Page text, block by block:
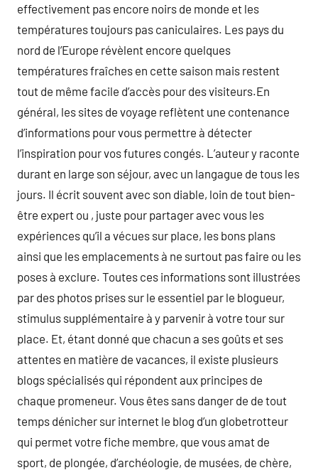
effectivement pas encore noirs de monde et les
températures toujours pas caniculaires. Les pays du
nord de l’Europe révèlent encore quelques
températures fraîches en cette saison mais restent
tout de même facile d’accès pour des visiteurs.En
général, les sites de voyage reflètent une contenance
d’informations pour vous permettre à détecter
l’inspiration pour vos futures congés. L’auteur y raconte
durant en large son séjour, avec un langague de tous les
jours. Il écrit souvent avec son diable, loin de tout bien-
être expert ou , juste pour partager avec vous les
expériences qu’il a vécues sur place, les bons plans
ainsi que les emplacements à ne surtout pas faire ou les
poses à exclure. Toutes ces informations sont illustrées
par des photos prises sur le essentiel par le blogueur,
stimulus supplémentaire à y parvenir à votre tour sur
place. Et, étant donné que chacun a ses goûts et ses
attentes en matière de vacances, il existe plusieurs
blogs spécialisés qui répondent aux principes de
chaque promeneur. Vous êtes sans danger de de tout
temps dénicher sur internet le blog d’un globetrotteur
qui permet votre fiche membre, que vous amat de
sport, de plongée, d’archéologie, de musées, de chère,